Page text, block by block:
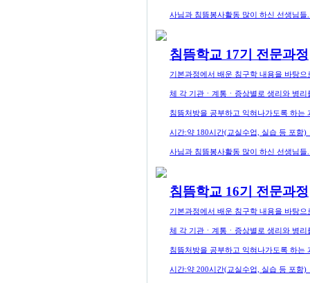
사님과 침뜸봉사활동 많이 하신 선생님
침뜸학교 17기 전문과정
기본과정에서 배운 침구학 내용을 바탕
체 각 기관ㆍ계통ㆍ증상별로 생리와 병
침뜸처방을 공부하고 익혀나가도록 하는
시간:약 180시간(교실수업, 실습 등 포함
사님과 침뜸봉사활동 많이 하신 선생님
침뜸학교 16기 전문과정
기본과정에서 배운 침구학 내용을 바탕
체 각 기관ㆍ계통ㆍ증상별로 생리와 병
침뜸처방을 공부하고 익혀나가도록 하는
시간:약 200시간(교실수업, 실습 등 포함